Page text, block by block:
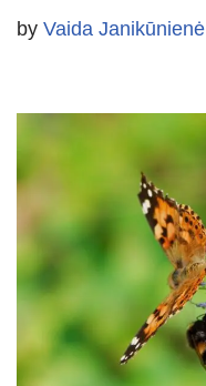
by Vaida Janikūnienė